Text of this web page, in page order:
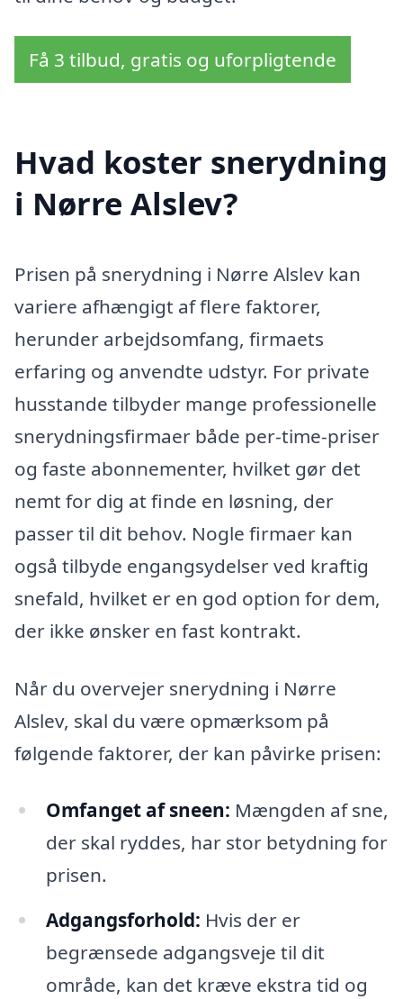
Få 3 tilbud, gratis og uforpligtende
Hvad koster snerydning
i Nørre Alslev?
Prisen på snerydning i Nørre Alslev kan
variere afhængigt af flere faktorer,
herunder arbejdsomfang, firmaets
erfaring og anvendte udstyr. For private
husstande tilbyder mange professionelle
snerydningsfirmaer både per-time-priser
og faste abonnementer, hvilket gør det
nemt for dig at finde en løsning, der
passer til dit behov. Nogle firmaer kan
også tilbyde engangsydelser ved kraftig
snefald, hvilket er en god option for dem,
der ikke ønsker en fast kontrakt.
Når du overvejer snerydning i Nørre
Alslev, skal du være opmærksom på
følgende faktorer, der kan påvirke prisen:
Omfanget af sneen: Mængden af sne,
der skal ryddes, har stor betydning for
prisen.
Adgangsforhold: Hvis der er
begrænsede adgangsveje til dit
område, kan det kræve ekstra tid og